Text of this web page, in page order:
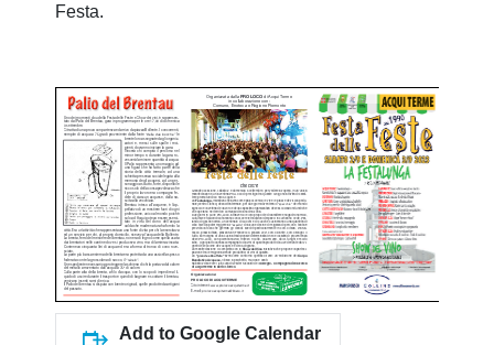
Festa.
Add to Google Calendar